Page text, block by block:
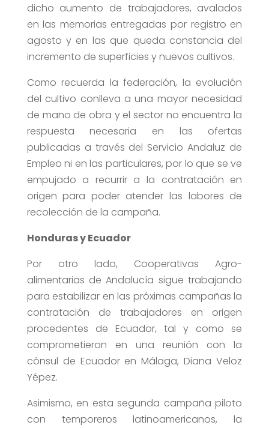
dicho aumento de trabajadores, avalados
en las memorias entregadas por registro en
agosto y en las que queda constancia del
incremento de superficies y nuevos cultivos.
Como recuerda la federación, la evolución
del cultivo conlleva a una mayor necesidad
de mano de obra y el sector no encuentra la
respuesta necesaria en las ofertas
publicadas a través del Servicio Andaluz de
Empleo ni en las particulares, por lo que se ve
empujado a recurrir a la contratación en
origen para poder atender las labores de
recolección de la campaña.
Honduras y Ecuador
Por otro lado, Cooperativas Agro-
alimentarias de Andalucía sigue trabajando
para estabilizar en las próximas campañas la
contratación de trabajadores en origen
procedentes de Ecuador, tal y como se
comprometieron en una reunión con la
cónsul de Ecuador en Málaga, Diana Veloz
Yépez.
Asimismo, en esta segunda campaña piloto
con temporeros latinoamericanos, la